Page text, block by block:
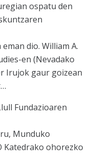
ospatu den
dio. William A.
en (Nevadako
Irujok gaur goizean
Fundazioaren
Munduko
Katedrako ohorezko